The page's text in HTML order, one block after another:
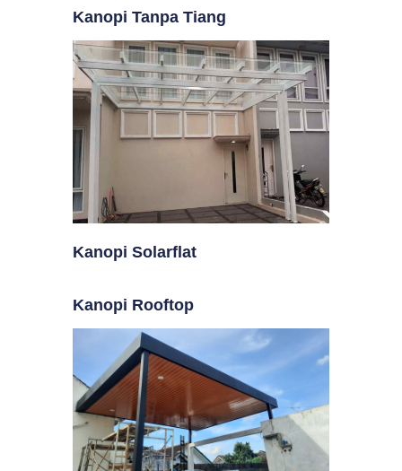
Kanopi Tanpa Tiang
Kanopi Solarflat
Kanopi Rooftop